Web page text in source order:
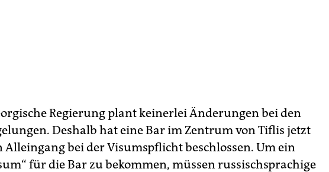
Regierung plant keinerlei Änderungen bei den
Deshalb hat eine Bar im Zentrum von Tiflis jetzt
Alleingang bei der Visumspflicht beschlossen. Um ein
für die Bar zu bekommen, müssen russischsprachige